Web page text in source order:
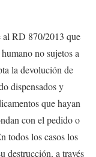
al RD 870/2013 que
no sujetos a
la devolución de
dispensados y
que hayan
con el pedido o
todos los casos los
destrucción, a través